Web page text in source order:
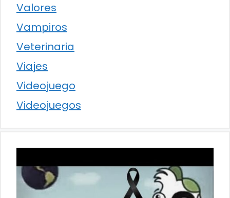
Valores
Vampiros
Veterinaria
Viajes
Videojuego
Videojuegos